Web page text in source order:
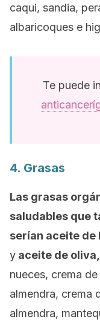
caqui, sandia,
albaricoques e
Te puede
4. Grasas
Las grasas
saludables que
serían aceite de
y aceite de oliva,
nueces, crema
almendra, crema
almendra,